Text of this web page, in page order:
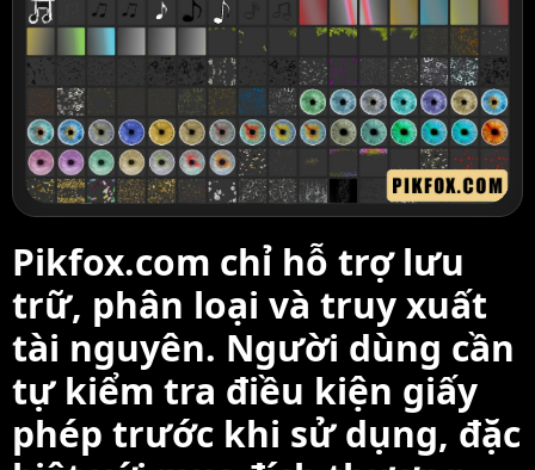
Pikfox.com chỉ hỗ trợ lưu
trữ, phân loại và truy xuất
tài nguyên. Người dùng cần
tự kiểm tra điều kiện giấy
phép trước khi sử dụng, đặc